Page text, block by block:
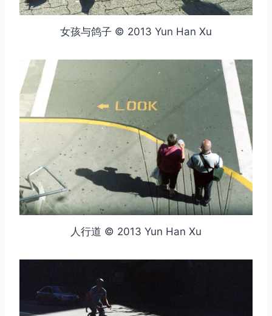
女孩与鸽子 © 2013 Yun Han Xu
人行道 © 2013 Yun Han Xu